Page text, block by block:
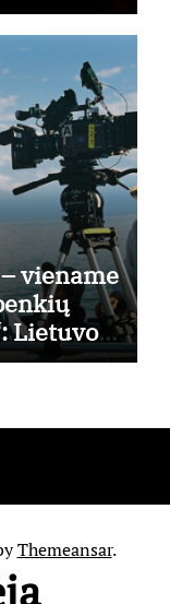
viename
Lietuvos
7-
Themeansar.